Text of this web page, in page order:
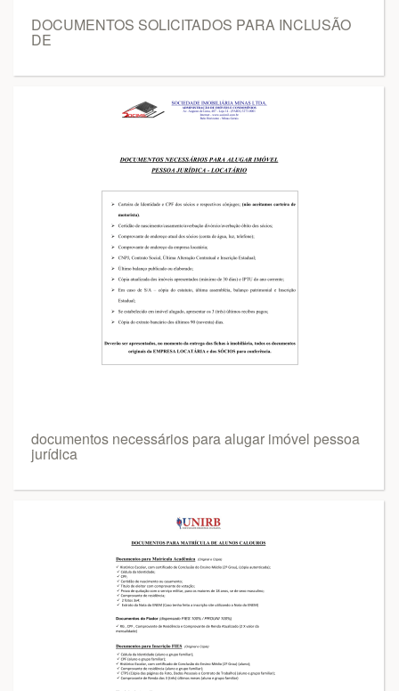
DOCUMENTOS SOLICITADOS PARA INCLUSÃO
DE
documentos necessários para alugar imóvel pessoa
jurídica